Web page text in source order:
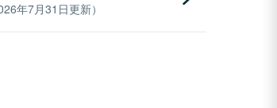
年7月31日更新）